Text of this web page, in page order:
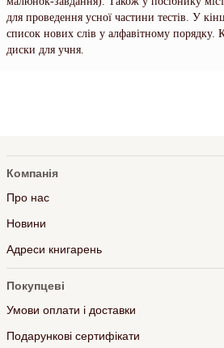
для проведення усної частини тестів. У
список нових слів у алфавітному порядку.
диски для учня.
Компанія
Про нас
Новини
Адреси книгарень
Покупцеві
Умови оплати і доставки
Подарункові сертифікати